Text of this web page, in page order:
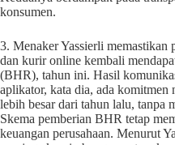
konsumen.
3. Menaker Yassierli
dan kurir online kembali
(BHR), tahun ini. Hasil
aplikator, kata dia, ada
lebih besar dari tahun lalu, tanpa
Skema pemberian BHR tetap
keuangan perusahaan. Menurut